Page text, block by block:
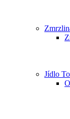
Jídlo